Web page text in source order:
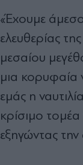
«Έχουμε
ελευθερίας
μεσαίου
μια κορυφαία
εμάς η
κρίσιμο τομέα
εξηγώντας